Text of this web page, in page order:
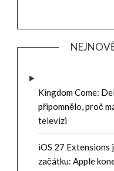
Kingdom Come:
připomnělo, proč
televizi
iOS 27 Extensions
začátku: Apple